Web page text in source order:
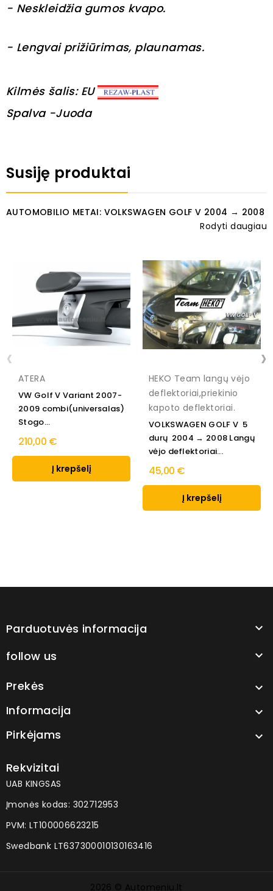
- Neskleidžia gumos kvapo.
- Lengvai prižiūrimas, plaunamas.
Kilmės šalis: EU
Spalva -Juoda
Susiję produktai
AUTOMOBILIO METAI: VOLKSWAGEN GOLF V 2004 → 2008
Rodyti daugiau
ATERA
VW Golf V Variant 2007-
2009 combi(universalas)
Stogo...
210,00 €
Į krepšelį
HEKO Team langų vėjo
deflektoriai,priekinio
kapoto deflektoriai.
VOLKSWAGEN GOLF V 5
durų 2004 → 2008 Langų
vėjo deflektoriai...
45,00 €
Į krepšelį
‹ ›
Parduotuvės informacija 
follow us 
Prekės 
Informacija 
Pirkėjams 
Rekvizitai
UAB KINGSAS
Įmonės kodas: 302712953
PVM: LT100006623215
Swedbank LT637300010130163416
2026 © Automeniu.lt